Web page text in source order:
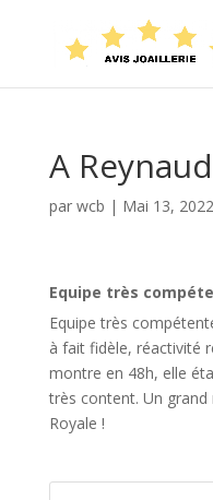
A Reynaud
par wcb | Mai 13, 2022
Equipe très
Equipe très
à fait fidèle, réactivité
montre en 48h, elle
très content. Un grand
Royale !